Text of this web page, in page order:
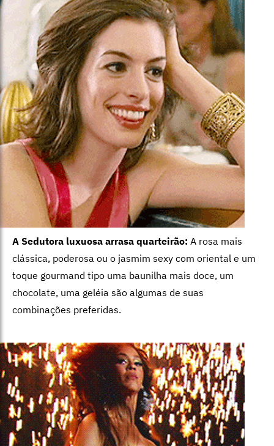
A Sedutora luxuosa arrasa quarteirão: A rosa mais
clássica, poderosa ou o jasmim sexy com oriental e um
toque gourmand tipo uma baunilha mais doce, um
chocolate, uma geléia são algumas de suas
combinações preferidas.